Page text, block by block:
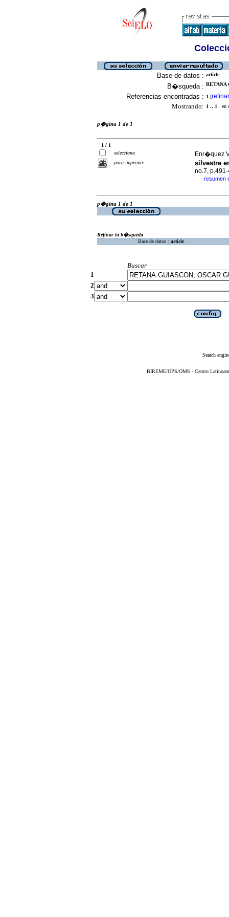
Base de datos : article
B�squeda : RETANA
Referencias encontradas : 1 [refinar
Mostrando: 1 .. 1 en
p�gina 1 de 1
1 / 1
selecciona
para imprimir
Enr�quez
silvestre
no.7,
· resumen
p�gina 1 de 1
Refinar la b�squeda
Base de datos : article
Buscar
1
2
3
Search
BIREME/OPS/OMS - Centro